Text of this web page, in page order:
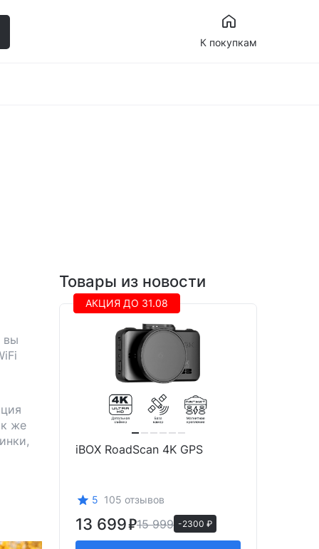
К покупкам
вы
же
Товары из новости
АКЦИЯ ДО 31.08
iBOX RoadScan 4K GPS
5 105 отзывов
13 699 15 999 -2300 ₽